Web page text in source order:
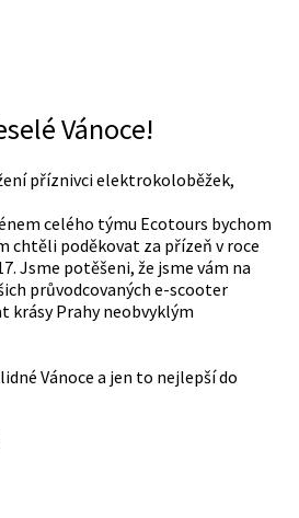
Vánoce!
příznivci elektrokoloběžek,
celého týmu Ecotours bychom
chtěli poděkovat za přízeň v roce
Jsme potěšeni, že jsme vám na
průvodcovaných e-scooter
krásy Prahy neobvyklým
Vánoce a jen to nejlepší do